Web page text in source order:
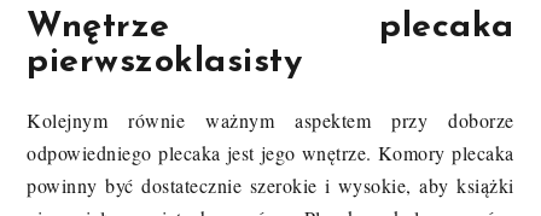
Wnętrze plecaka
pierwszoklasisty
Kolejnym równie ważnym aspektem przy doborze
odpowiedniego plecaka jest jego wnętrze. Komory plecaka
powinny być dostatecznie szerokie i wysokie, aby książki